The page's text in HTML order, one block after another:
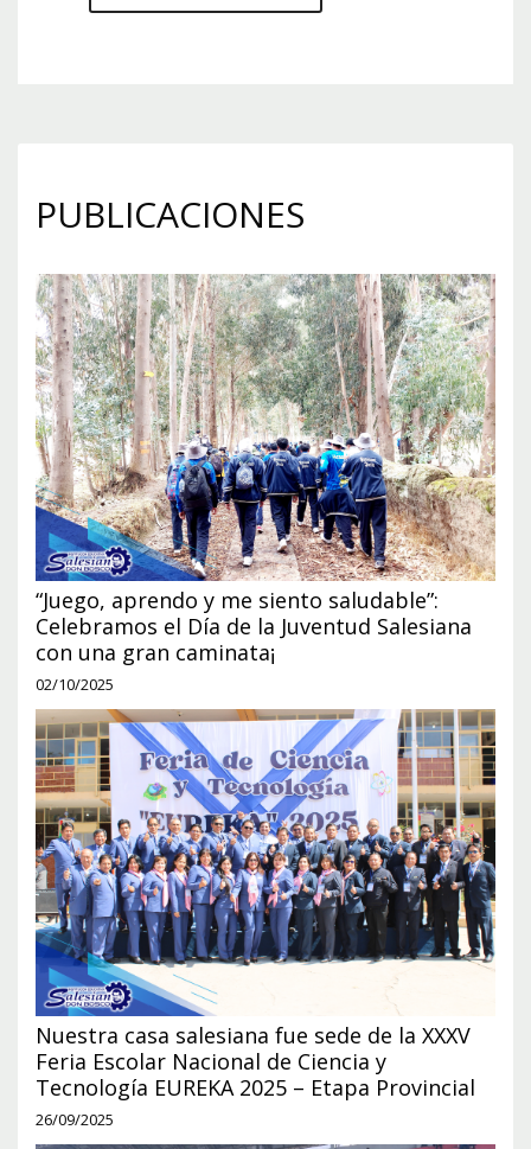
PUBLICACIONES
“Juego, aprendo y me siento saludable”:
Celebramos el Día de la Juventud Salesiana
con una gran caminata¡
02/10/2025
Nuestra casa salesiana fue sede de la XXXV
Feria Escolar Nacional de Ciencia y
Tecnología EUREKA 2025 – Etapa Provincial
26/09/2025